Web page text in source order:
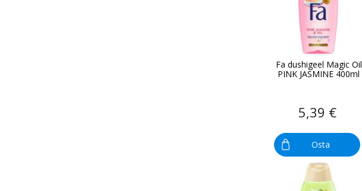
Fa dushigeel Magic Oil
PINK JASMINE 400ml
5,39 €
Osta